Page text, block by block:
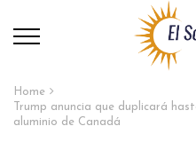
Home
Trump anuncia que duplicará
aluminio de Canadá